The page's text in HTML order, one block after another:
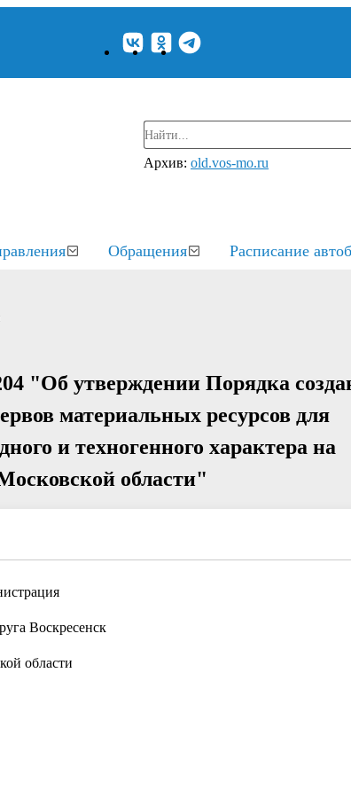
Архив: old.vos-mo.ru
Обращения Расписание
"Об утверждении Порядка
материальных ресурсов для
и техногенного характера на
области"
Воскресенск
области